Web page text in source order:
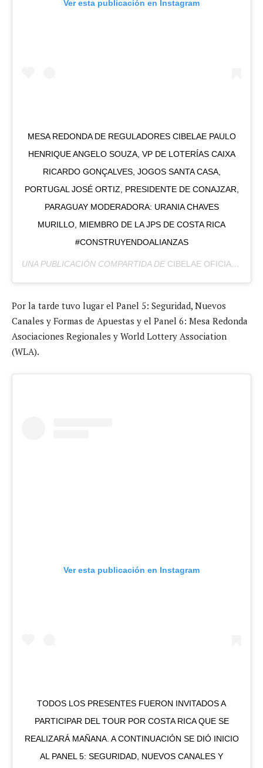
Ver esta publicación en Instagram
MESA REDONDA DE REGULADORES CIBELAE PAULO
HENRIQUE ANGELO SOUZA, VP DE LOTERÍAS CAIXA
RICARDO GONÇALVES, JOGOS SANTA CASA,
PORTUGAL JOSÉ ORTIZ, PRESIDENTE DE CONAJZAR,
PARAGUAY MODERADORA: URANIA CHAVES
MURILLO, MIEMBRO DE LA JPS DE COSTA RICA
#CONSTRUYENDOALIANZAS
UNA PUBLICACIÓN COMPARTIDA DE CIBELAE OFICIAL
Por la tarde tuvo lugar el Panel 5: Seguridad, Nuevos
Canales y Formas de Apuestas y el Panel 6: Mesa Redonda
Asociaciones Regionales y World Lottery Association
(WLA).
Ver esta publicación en Instagram
TODOS LOS PRESENTES FUERON INVITADOS A
PARTICIPAR DEL TOUR POR COSTA RICA QUE SE
REALIZARÁ MAÑANA. A CONTINUACIÓN SE DIÓ INICIO
AL PANEL 5: SEGURIDAD, NUEVOS CANALES Y